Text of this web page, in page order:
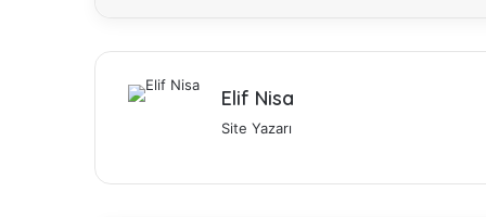
Elif Nisa
Site Yazarı